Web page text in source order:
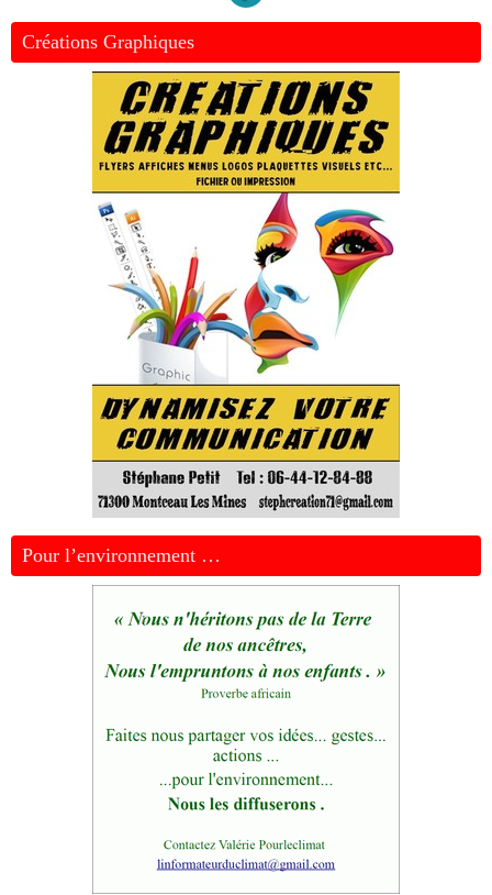
Créations Graphiques
Pour l’environnement …